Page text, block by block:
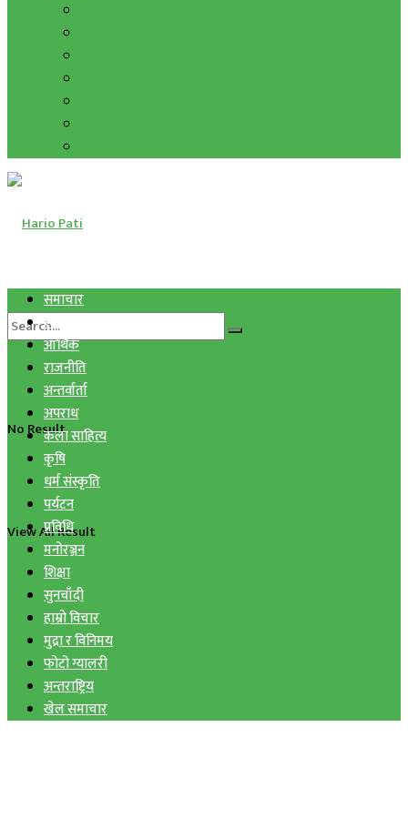
No Result
View All Result
समाचार
स्वास्थ्य
आर्थिक
राजनीति
अन्तर्वार्ता
अपराध
कला साहित्य
कृषि
धर्म संस्कृति
पर्यटन
प्रविधि
मनोरञ्जन
शिक्षा
सुनचाँदी
हाम्रो विचार
मुद्रा र विनिमय
फोटो ग्यालरी
अन्तराष्ट्रिय
खेल समाचार